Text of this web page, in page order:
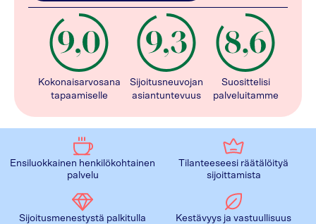
Kokonaisarvosana
tapaamiselle
Sijoitusneuvojan
asiantuntevuus
Suosittelisi
palveluitamme
Ensiluokkainen henkilökohtainen
palvelu
Tilanteeseesi räätälöityä
sijoittamista
Sijoitusmenestystä palkitulla
Kestävyys ja vastuullisuus